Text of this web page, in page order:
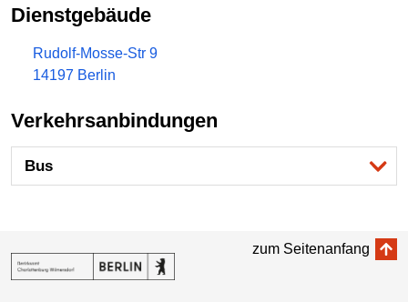
Dienstgebäude
Rudolf-Mosse-Str 9
14197 Berlin
Verkehrsanbindungen
Bus
zum Seitenanfang